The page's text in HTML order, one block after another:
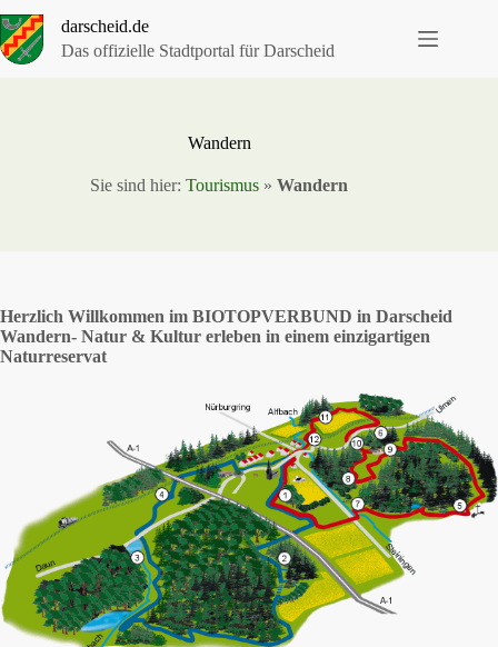
Inhalt
springen
darscheid.de
Das offizielle Stadtportal für Darscheid
Wandern
Sie sind hier:Tourismus »Wandern
Herzlich Willkommen im BIOTOPVERBUND in Darscheid
Wandern- Natur & Kultur erleben in einem einzigartigen
Naturreservat